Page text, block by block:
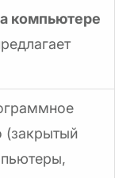
компьютере
(закрытый